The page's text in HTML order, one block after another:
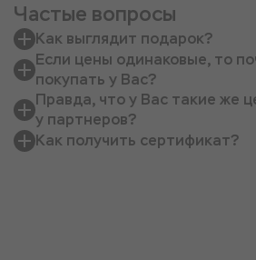
Частые вопросы
Как выглядит подарок?
Если цены одинаковые, то
покупать у Вас?
Правда, что у Вас такие же
у партнеров?
Как получить сертификат?